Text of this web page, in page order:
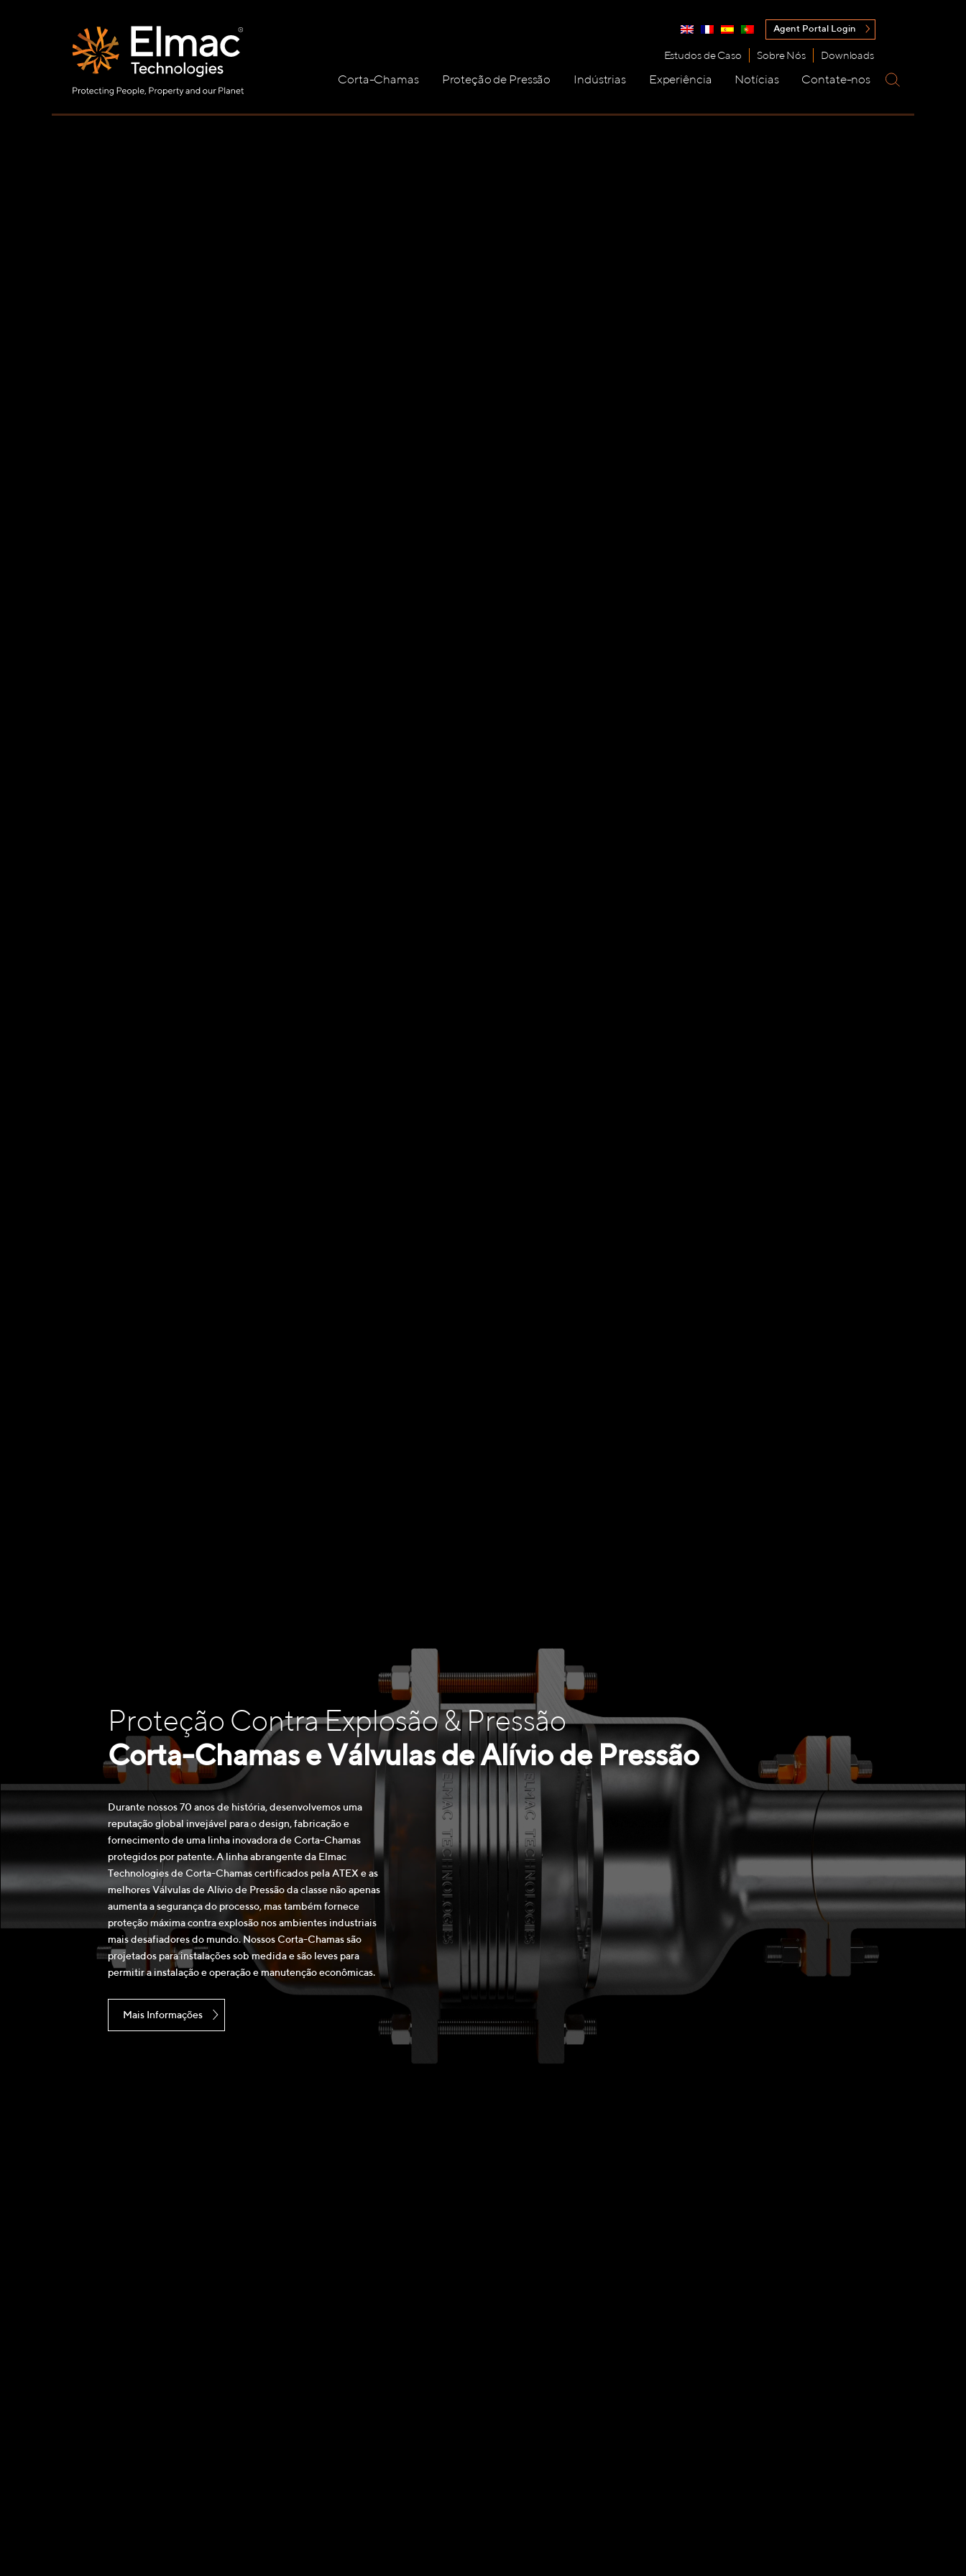
Agent Portal Login
Estudos de Caso Sobre Nós Downloads
Corta-Chamas Proteção de Pressão Indústrias Experiência Notícias Contate-nos
Proteção Contra Explosão & Pressão
Corta-Chamas e Válvulas de Alívio de Pressão
Durante nossos 70 anos de história, desenvolvemos uma
reputação global invejável para o design, fabricação e
fornecimento de uma linha inovadora de Corta-Chamas
protegidos por patente. A linha abrangente da Elmac
Technologies de Corta-Chamas certificados pela ATEX e as
melhores Válvulas de Alívio de Pressão da classe não apenas
aumenta a segurança do processo, mas também fornece
proteção máxima contra explosão nos ambientes industriais
mais desafiadores do mundo. Nossos Corta-Chamas são
projetados para instalações sob medida e são leves para
permitir a instalação e operação e manutenção econômicas.
Mais Informações